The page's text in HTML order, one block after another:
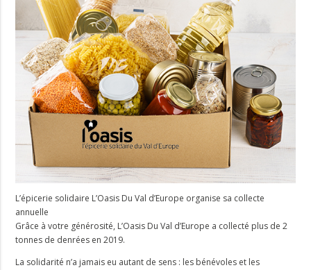
L’épicerie solidaire L’Oasis Du Val d’Europe organise sa collecte
annuelle
Grâce à votre générosité, L’Oasis Du Val d’Europe a collecté plus de 2
tonnes de denrées en 2019.
La solidarité n’a jamais eu autant de sens : les bénévoles et les